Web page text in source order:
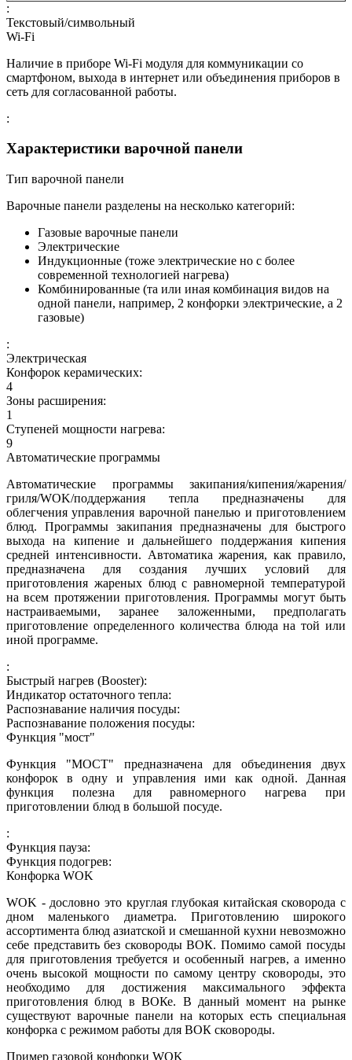
:
Текстовый/символьный
Wi-Fi
Наличие в приборе Wi-Fi модуля для коммуникации со
смартфоном, выхода в интернет или объединения приборов в
сеть для согласованной работы.
:
Характеристики варочной панели
Тип варочной панели
Варочные панели разделены на несколько категорий:
Газовые варочные панели
Электрические
Индукционные (тоже электрические но с более
современной технологией нагрева)
Комбинированные (та или иная комбинация видов на
одной панели, например, 2 конфорки электрические, а 2
газовые)
:
Электрическая
Конфорок керамических:
4
Зоны расширения:
1
Ступеней мощности нагрева:
9
Автоматические программы
Автоматические программы закипания/кипения/жарения/
гриля/WOK/поддержания тепла предназначены для
облегчения управления варочной панелью и приготовлением
блюд. Программы закипания предназначены для быстрого
выхода на кипение и дальнейшего поддержания кипения
средней интенсивности. Автоматика жарения, как правило,
предназначена для создания лучших условий для
приготовления жареных блюд с равномерной температурой
на всем протяжении приготовления. Программы могут быть
настраиваемыми, заранее заложенными, предполагать
приготовление определенного количества блюда на той или
иной программе.
:
Быстрый нагрев (Booster):
Индикатор остаточного тепла:
Распознавание наличия посуды:
Распознавание положения посуды:
Функция "мост"
Функция "МОСТ" предназначена для объединения двух
конфорок в одну и управления ими как одной. Данная
функция полезна для равномерного нагрева при
приготовлении блюд в большой посуде.
:
Функция пауза:
Функция подогрев:
Конфорка WOK
WOK - дословно это круглая глубокая китайская сковорода с
дном маленького диаметра. Приготовлению широкого
ассортимента блюд азиатской и смешанной кухни невозможно
себе представить без сковороды ВОК. Помимо самой посуды
для приготовления требуется и особенный нагрев, а именно
очень высокой мощности по самому центру сковороды, это
необходимо для достижения максимального эффекта
приготовления блюд в ВОКе. В данный момент на рынке
существуют варочные панели на которых есть специальная
конфорка с режимом работы для ВОК сковороды.
Пример газовой конфорки WOK